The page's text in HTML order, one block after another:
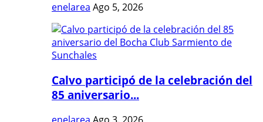
enelarea Ago 5, 2026
Calvo participó de la celebración del
85 aniversario...